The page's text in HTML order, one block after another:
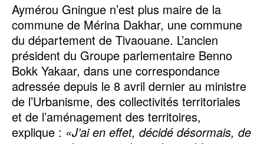
Aymérou Gningue n’est plus maire de la
commune de Mérina Dakhar, une commune
du département de Tivaouane. L’ancien
président du Groupe parlementaire Benno
Bokk Yakaar, dans une correspondance
adressée depuis le 8 avril dernier au ministre
de l’Urbanisme, des collectivités territoriales
et de l’aménagement des territoires,
explique : «J’ai en effet, décidé désormais, de